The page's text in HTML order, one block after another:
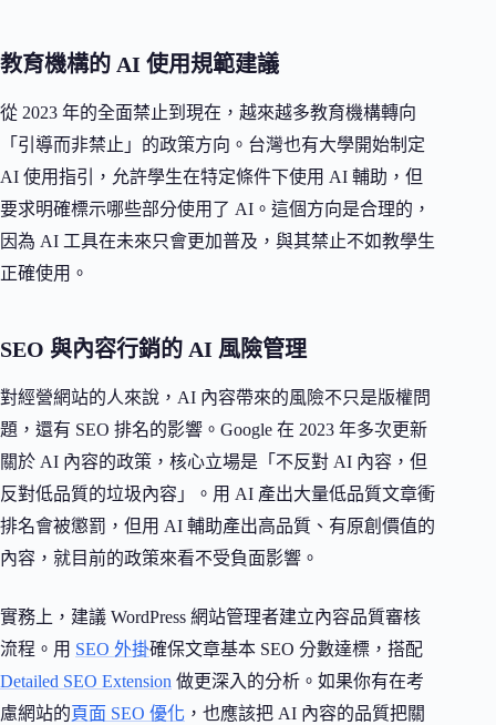
教育機構的 AI 使用規範建議
從 2023 年的全面禁止到現在，越來越多教育機構轉向
「引導而非禁止」的政策方向。台灣也有大學開始制定
AI 使用指引，允許學生在特定條件下使用 AI 輔助，但
要求明確標示哪些部分使用了 AI。這個方向是合理的，
因為 AI 工具在未來只會更加普及，與其禁止不如教學生
正確使用。
SEO 與內容行銷的 AI 風險管理
對經營網站的人來說，AI 內容帶來的風險不只是版權問
題，還有 SEO 排名的影響。Google 在 2023 年多次更新
關於 AI 內容的政策，核心立場是「不反對 AI 內容，但
反對低品質的垃圾內容」。用 AI 產出大量低品質文章衝
排名會被懲罰，但用 AI 輔助產出高品質、有原創價值的
內容，就目前的政策來看不受負面影響。
實務上，建議 WordPress 網站管理者建立內容品質審核
流程。用 SEO 外掛確保文章基本 SEO 分數達標，搭配
Detailed SEO Extension 做更深入的分析。如果你有在考
慮網站的頁面 SEO 優化 ，也應該把 AI 內容的品質把關